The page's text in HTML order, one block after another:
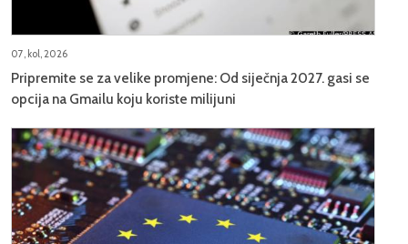
07, kol, 2026
Pripremite se za velike promjene: Od siječnja 2027. gasi se
opcija na Gmailu koju koriste milijuni